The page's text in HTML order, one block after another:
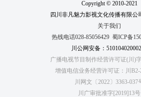
Copyright © 2010-2021
四川非凡魅力影视文化传播有限公
关于我们
热线电话028-85056429 蜀ICP备
川公网安备：
广播电视节目制作经营许可证(川)
增值电信业务经营许可证：川B2-
川网文〔2022〕3363-037
川广审批准字[2019]13号